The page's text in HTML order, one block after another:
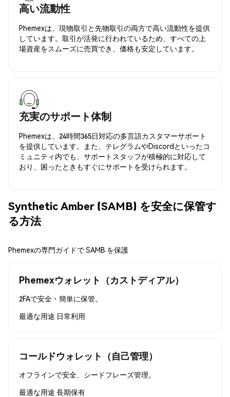
高い流動性
Phemexは、現物取引と先物取引の両方で高い流動性を提供
しています。取引が活発に行われているため、すべての上
場資産をスムーズに売買でき、価格も安定しています。
充実のサポート体制
Phemexは、24時間365日対応の多言語カスタマーサポート
を提供しています。また、テレグラムやDiscordといったコ
ミュニティ内でも、サポートスタッフが積極的に対応して
おり、困ったときもすぐにサポートを受けられます。
Synthetic Amber (SAMB) を安全に保管す
る方法
Phemexの専門ガイドで SAMB を保護
Phemexウォレット（カストディアル）
2FAで安全・簡単に保管。
最適な用途 日常利用
コールドウォレット（自己管理）
オフラインで安全、シードフレーズ管理。
最適な用途 長期保有